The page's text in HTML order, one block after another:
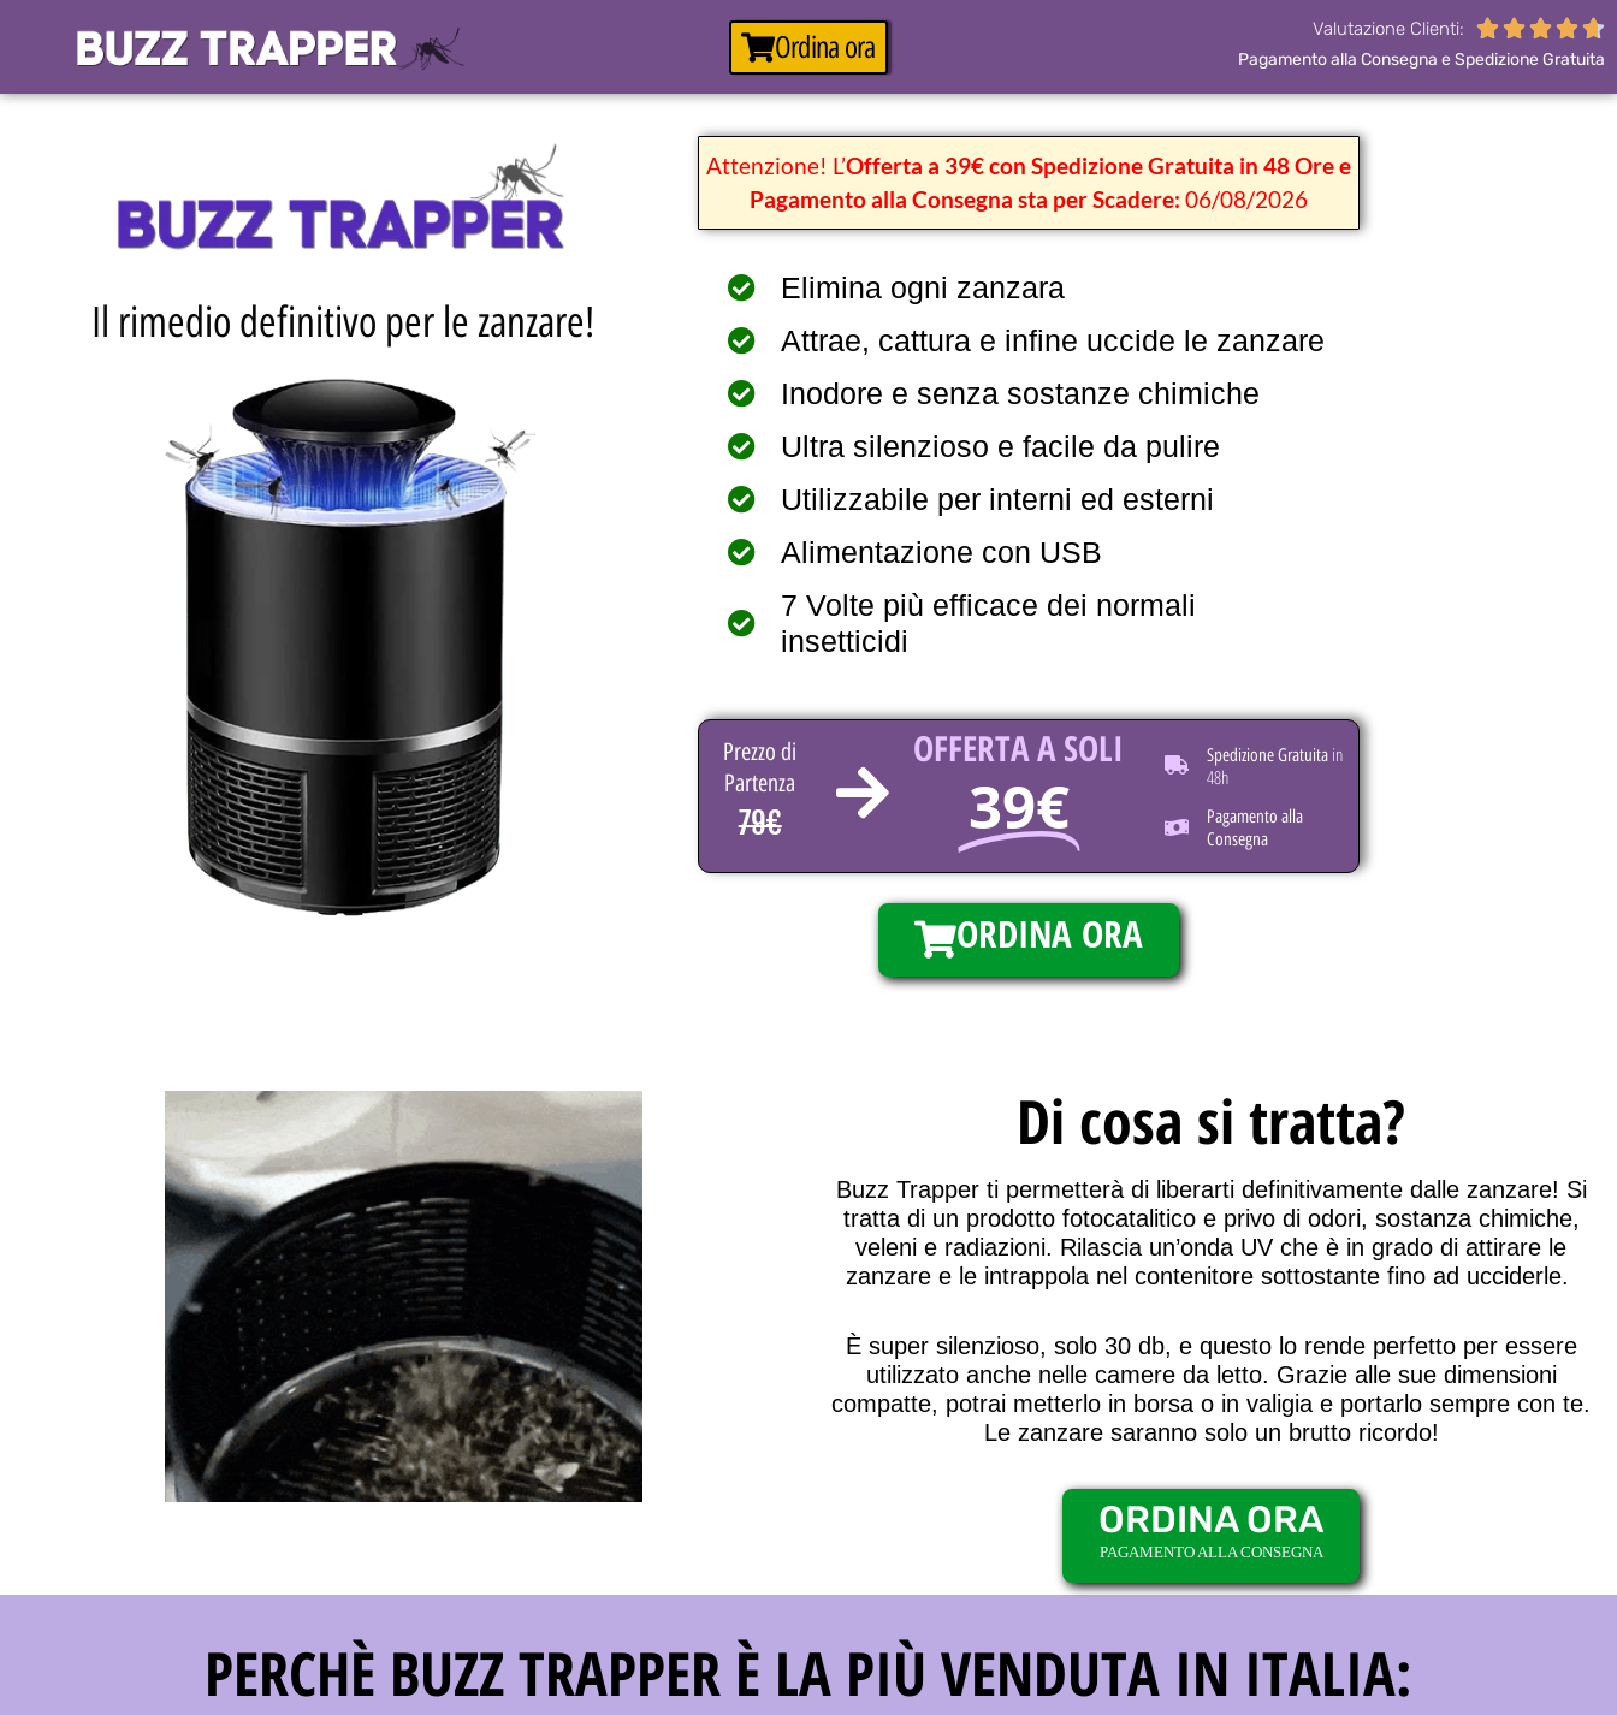
Ordina ora Valutazione Clienti: 
Pagamento alla Consegna e Spedizione Gratuita
Il rimedio definitivo per le zanzare!
Attenzione! L’Offerta a 39€ con Spedizione Gratuita in 48 Ore e
Pagamento alla Consegna sta per Scadere: 06/08/2026
Elimina ogni zanzara
Attrae, cattura e infine uccide le zanzare
Inodore e senza sostanze chimiche
Ultra silenzioso e facile da pulire
Utilizzabile per interni ed esterni
Alimentazione con USB
7 Volte più efficace dei normali
insetticidi
Prezzo di
Partenza
79€
OFFERTA A SOLI
39€
Spedizione Gratuitain
48h
Pagamento alla
Consegna
ORDINA ORA
Di cosa si tratta?
Buzz Trapper ti permetterà di liberarti definitivamente dalle zanzare! Si
tratta di un prodotto fotocatalitico e privo di odori, sostanza chimiche,
veleni e radiazioni. Rilascia un’onda UV che è in grado di attirare le
zanzare e le intrappola nel contenitore sottostante fino ad ucciderle.
È super silenzioso, solo 30 db, e questo lo rende perfetto per essere
utilizzato anche nelle camere da letto. Grazie alle sue dimensioni
compatte, potrai metterlo in borsa o in valigia e portarlo sempre con te.
Le zanzare saranno solo un brutto ricordo!
ORDINA ORA
PAGAMENTO ALLA CONSEGNA
PERCHÈ BUZZ TRAPPER È LA PIÙ VENDUTA IN ITALIA: